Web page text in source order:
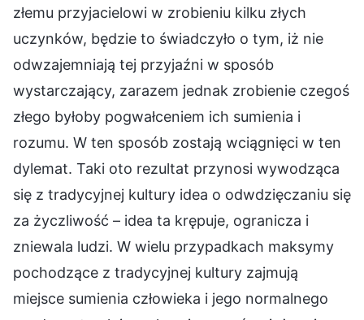
złemu przyjacielowi w zrobieniu kilku złych
uczynków, będzie to świadczyło o tym, iż nie
odwzajemniają tej przyjaźni w sposób
wystarczający, zarazem jednak zrobienie czegoś
złego byłoby pogwałceniem ich sumienia i
rozumu. W ten sposób zostają wciągnięci w ten
dylemat. Taki oto rezultat przynosi wywodząca
się z tradycyjnej kultury idea o odwdzięczaniu się
za życzliwość – idea ta krępuje, ogranicza i
zniewala ludzi. W wielu przypadkach maksymy
pochodzące z tradycyjnej kultury zajmują
miejsce sumienia człowieka i jego normalnego